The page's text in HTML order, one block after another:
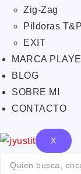
Zig-Zag
Píldoras T&P
EXIT
MARCA
BLOG
SOBRE MI
CONTACTO
X